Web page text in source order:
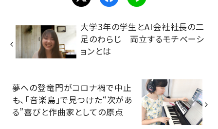
大学3年の学生とAI会社社長の二
足のわらじ 両立するモチベーシ
ョンとは
夢への登竜門がコロナ禍で中止
も、「音楽島」で見つけた“次があ
る”喜びと作曲家としての原点